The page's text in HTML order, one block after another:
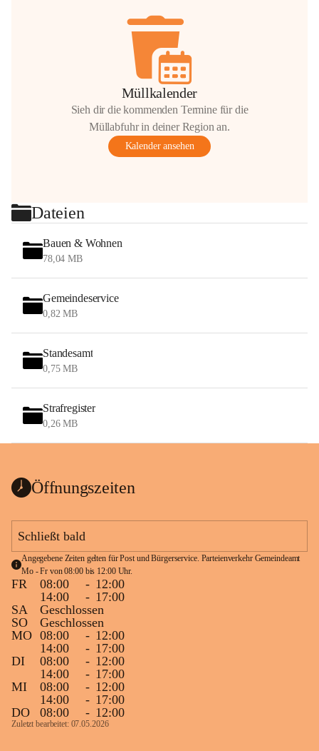
Müllkalender
Sieh dir die kommenden Termine für die
Müllabfuhr in deiner Region an.
Kalender ansehen
Dateien
Bauen & Wohnen
78,04 MB
Gemeindeservice
0,82 MB
Standesamt
0,75 MB
Strafregister
0,26 MB
Öffnungszeiten
Schließt bald
Angegebene Zeiten gelten für Post und Bürgerservice. Parteienverkehr Gemeindeamt
Mo - Fr von 08:00 bis 12:00 Uhr.
FR 08:00 - 12:00
14:00
- 17:00
SA
Geschlossen
SO
Geschlossen
MO 08:00 - 12:00
14:00
- 17:00
DI
08:00 - 12:00
14:00
- 17:00
MI
08:00 - 12:00
14:00
- 17:00
DO
08:00 - 12:00
Zuletzt bearbeitet: 07.05.2026